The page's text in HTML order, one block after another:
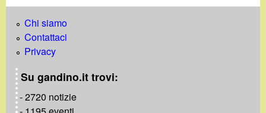
Chi siamo
Contattaci
Privacy
Su gandino.it trovi:
- 2720 notizie